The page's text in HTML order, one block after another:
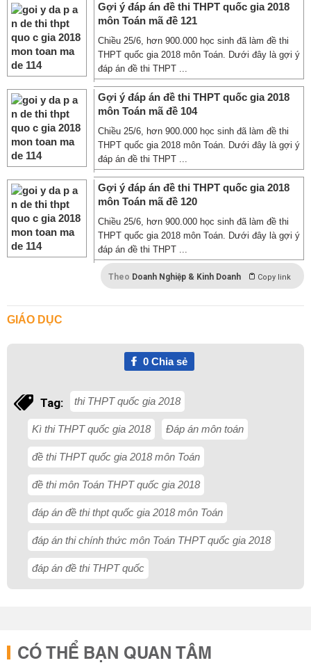
Gợi ý đáp án đề thi THPT quốc gia 2018
môn Toán mã đề 121
Chiều 25/6, hơn 900.000 học sinh đã làm đề thi
THPT quốc gia 2018 môn Toán. Dưới đây là gợi ý
đáp án đề thi THPT ...
Gợi ý đáp án đề thi THPT quốc gia 2018
môn Toán mã đề 104
Chiều 25/6, hơn 900.000 học sinh đã làm đề thi
THPT quốc gia 2018 môn Toán. Dưới đây là gợi ý
đáp án đề thi THPT ...
Gợi ý đáp án đề thi THPT quốc gia 2018
môn Toán mã đề 120
Chiều 25/6, hơn 900.000 học sinh đã làm đề thi
THPT quốc gia 2018 môn Toán. Dưới đây là gợi ý
đáp án đề thi THPT ...
Theo Doanh Nghiệp & Kinh Doanh Copy link
GIÁO DỤC
0Chia sẻ
Tag: thi THPT quốc gia 2018
Kì thi THPT quốc gia 2018 Đáp án môn toán
đề thi THPT quốc gia 2018 môn Toán
đề thi môn Toán THPT quốc gia 2018
đáp án đề thi thpt quốc gia 2018 môn Toán
đáp án thi chính thức môn Toán THPT quốc gia 2018
đáp án đề thi THPT quốc
CÓ THỂ BẠN QUAN TÂM